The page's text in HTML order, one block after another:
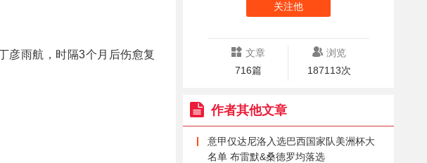
彦雨航，时隔3个月后伤愈复
关注他
文章
716篇
浏览
187113次
作者其他文章
意甲仅达尼洛入选巴西国家队美洲杯大
名单 布雷默&桑德罗均落选